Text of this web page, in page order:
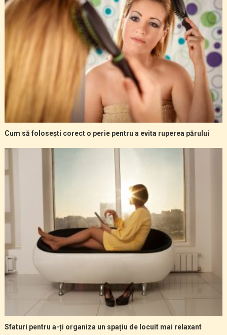
Cum să folosești corect o perie pentru a evita ruperea părului
Sfaturi pentru a-ți organiza un spațiu de locuit mai relaxant